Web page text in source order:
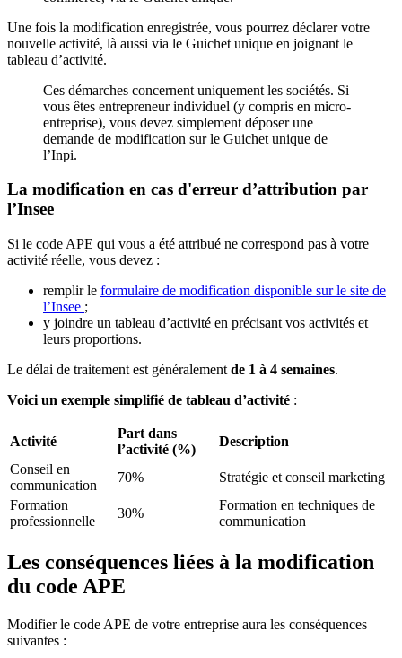
Une fois la modification enregistrée, vous pourrez déclarer votre
nouvelle activité, là aussi via le Guichet unique en joignant le
tableau d’activité.
Ces démarches concernent uniquement les sociétés. Si
vous êtes entrepreneur individuel (y compris en micro-
entreprise), vous devez simplement déposer une
demande de modification sur le Guichet unique de
l’Inpi.
La modification en cas d'erreur d’attribution par
l’Insee
Si le code APE qui vous a été attribué ne correspond pas à votre
activité réelle, vous devez :
remplir le formulaire de modification disponible sur le site de
l’Insee ;
y joindre un tableau d’activité en précisant vos activités et
leurs proportions.
Le délai de traitement est généralement de 1 à 4 semaines.
Voici un exemple simplifié de tableau d’activité :
Activité
Part dans
l’activité (%)
Description
Conseil en
communication
70%
Stratégie et conseil marketing
Formation
professionnelle
30%
Formation en techniques de
communication
Les conséquences liées à la modification
du code APE
Modifier le code APE de votre entreprise aura les conséquences
suivantes :